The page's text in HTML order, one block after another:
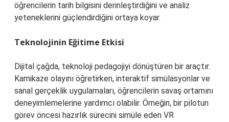
öğrencilerin tarih bilgisini derinleştirdiğini ve analiz
yeteneklerini güçlendirdiğini ortaya koyar.
Teknolojinin Eğitime Etkisi
Dijital çağda, teknoloji pedagojiyi dönüştüren bir araçtır.
Kamikaze olayını öğretirken, interaktif simülasyonlar ve
sanal gerçeklik uygulamaları, öğrencilerin savaş ortamını
deneyimlemelerine yardımcı olabilir. Örneğin, bir pilotun
görev öncesi hazırlık sürecini simüle eden VR